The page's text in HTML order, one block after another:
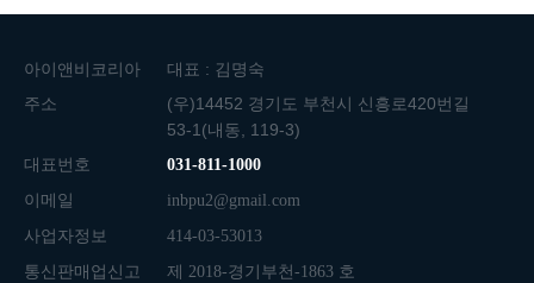
아이앤비코리아
대표 : 김명숙
주소
(우)14452 경기도 부천시 신흥로420번길
53-1(내동, 119-3)
대표번호
031-811-1000
이메일 inbpu2@gmail.com
사업자정보 414-03-53013
통신판매업신고 제 2018-경기부천-1863 호